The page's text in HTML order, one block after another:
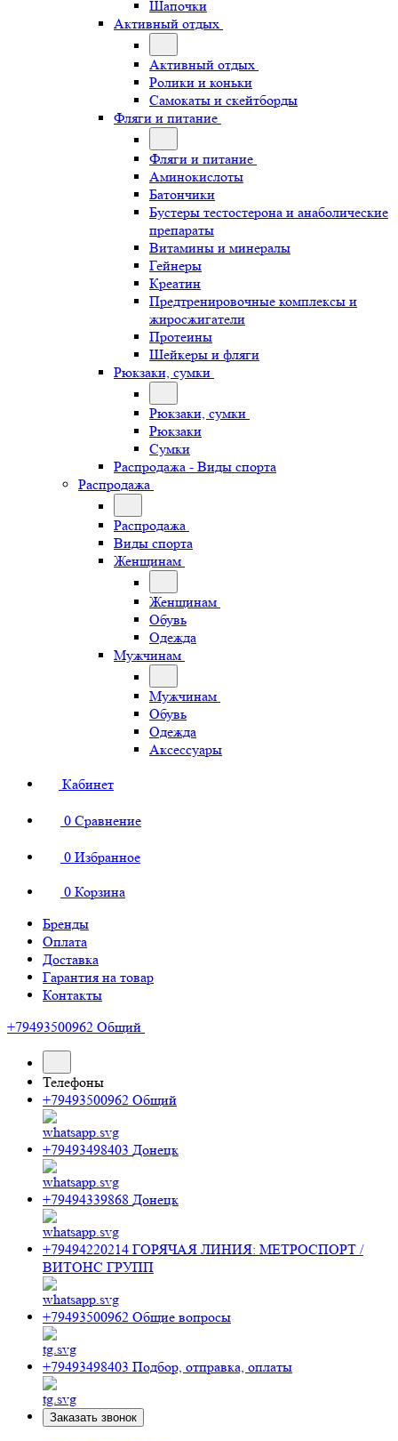
Шапочки
Активный отдых
Активный отдых
Ролики и коньки
Самокаты и скейтборды
Фляги и питание
Фляги и питание
Аминокислоты
Батончики
Бустеры тестостерона и анаболические
препараты
Витамины и минералы
Гейнеры
Креатин
Предтренировочные комплексы и
жиросжигатели
Протеины
Шейкеры и фляги
Рюкзаки, сумки
Рюкзаки, сумки
Рюкзаки
Сумки
Распродажа - Виды спорта
Распродажа
Распродажа
Виды спорта
Женщинам
Женщинам
Обувь
Одежда
Мужчинам
Мужчинам
Обувь
Одежда
Аксессуары
Кабинет
0 Сравнение
0 Избранное
0 Корзина
Бренды
Оплата
Доставка
Гарантия на товар
Контакты
+79493500962 Общий
Телефоны
+79493500962 Общий
+79493498403 Донецк
+79494339868 Донецк
+79494220214 ГОРЯЧАЯ ЛИНИЯ: МЕТРОСПОРТ /
ВИТОНС ГРУПП
+79493500962 Общие вопросы
+79493498403 Подбор, отправка, оплаты
Заказать звонок